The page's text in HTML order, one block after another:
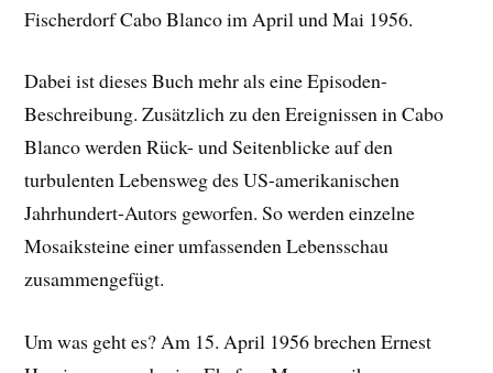
Fischerdorf Cabo Blanco im April und Mai 1956.
Dabei ist dieses Buch mehr als eine Episoden-
Beschreibung. Zusätzlich zu den Ereignissen in Cabo
Blanco werden Rück- und Seitenblicke auf den
turbulenten Lebensweg des US-amerikanischen
Jahrhundert-Autors geworfen. So werden einzelne
Mosaiksteine einer umfassenden Lebensschau
zusammengefügt.
Um was geht es? Am 15. April 1956 brechen Ernest